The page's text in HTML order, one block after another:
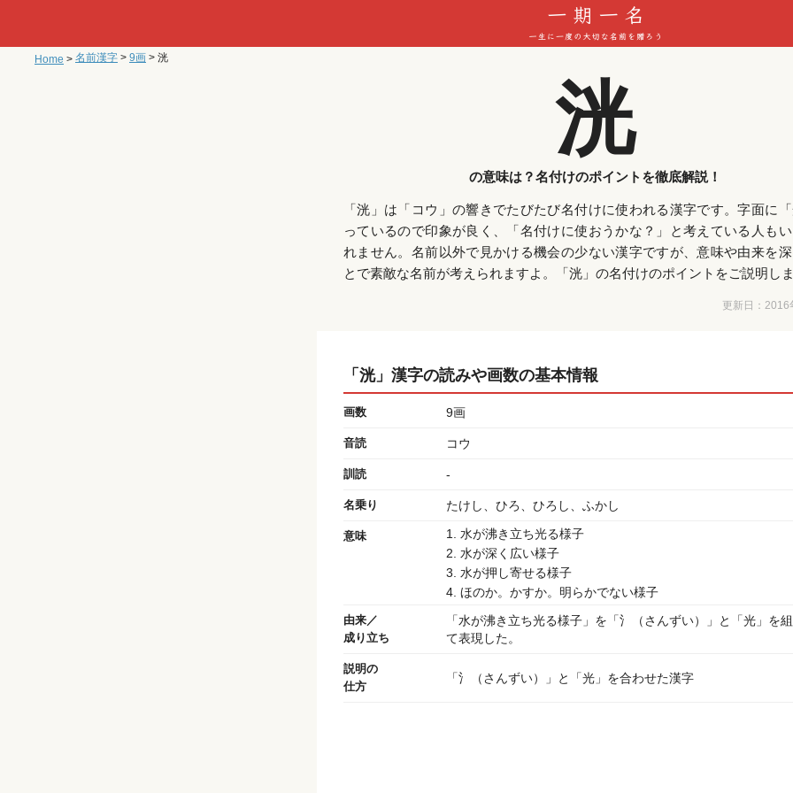
Home > 名前漢字 > 9画 > 洸
洸
の意味は？名付けのポイントを徹底解説！
「洸」は「コウ」の響きでたびたび名付けに使われる漢字です。字面に
っているので印象が良く、「名付けに使おうかな？」と考えている人も
れません。名前以外で見かける機会の少ない漢字ですが、意味や由来を
とで素敵な名前が考えられますよ。「洸」の名付けのポイントをご説明し
更新日： 2016
「洸」漢字の読みや画数の基本情報
画数 9画
音読 コウ
訓読 -
名乗り たけし、ひろ、ひろし、ふかし
意味
1. 水が沸き立ち光る様子
2. 水が深く広い様子
3. 水が押し寄せる様子
4. ほのか。かすか。明らかでない様子
由来／
成り立ち
「水が沸き立ち光る様子」を「氵（さんずい）」と「光」を
て表現した。
説明の
仕方
「氵（さんずい）」と「光」を合わせた漢字